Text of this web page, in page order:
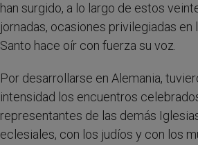
han surgido, a lo largo de estos
jornadas, ocasiones privilegiadas en
Santo hace oír con fuerza su voz.
Por desarrollarse en Alemania,
intensidad los encuentros
representantes de las demás
eclesiales, con los judíos y con los